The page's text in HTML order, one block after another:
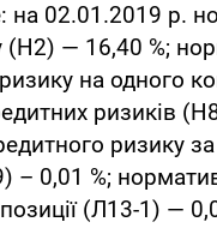
на 02.01.2019 р.
(Н2) — 16,40 %;
на одного
ризиків
ризику
0,01 %;
(Л13-1) —